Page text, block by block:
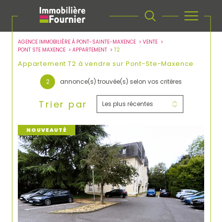
AGENCE IMMOBILIÈRE À PONT-SAINTE-MAXENCE
VENTE
PONT STE MAXENCE
APPARTEMENT T2
Appartement T2 à vendre sur Pont-Ste-Maxence
2 annonce(s) trouvée(s) selon vos critères
Trier par Les plus récentes
NOUVEAUTÉ